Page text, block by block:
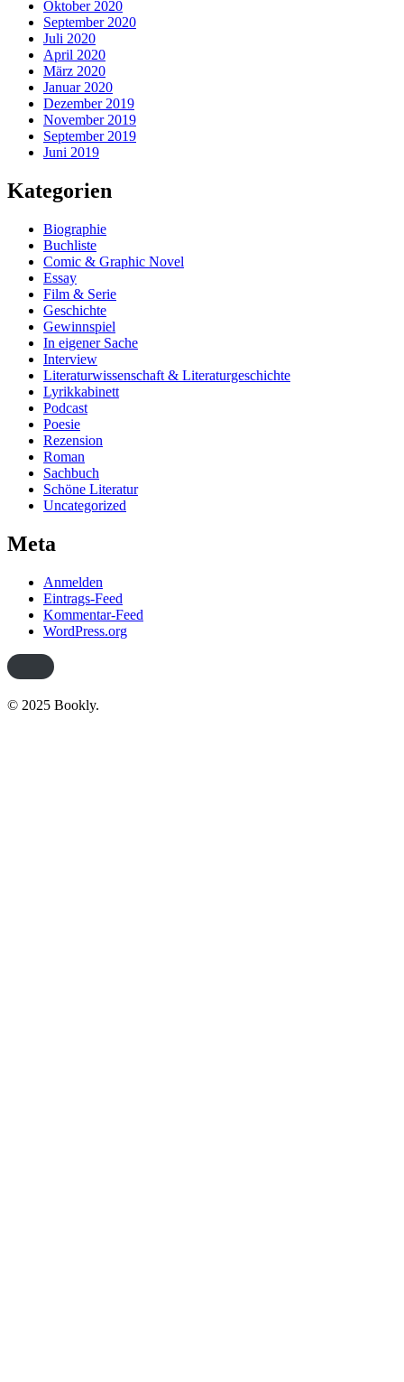
Oktober 2020
September 2020
Juli 2020
April 2020
März 2020
Januar 2020
Dezember 2019
November 2019
September 2019
Juni 2019
Kategorien
Biographie
Buchliste
Comic & Graphic Novel
Essay
Film & Serie
Geschichte
Gewinnspiel
In eigener Sache
Interview
Literaturwissenschaft & Literaturgeschichte
Lyrikkabinett
Podcast
Poesie
Rezension
Roman
Sachbuch
Schöne Literatur
Uncategorized
Meta
Anmelden
Eintrags-Feed
Kommentar-Feed
WordPress.org
© 2025 Bookly.